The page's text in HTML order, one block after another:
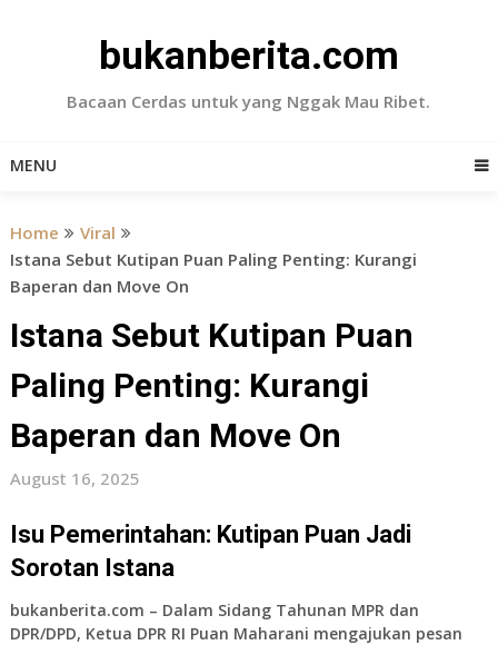
bukanberita.com
Bacaan Cerdas untuk yang Nggak Mau Ribet.
MENU
Home
Viral
Istana Sebut Kutipan Puan Paling Penting: Kurangi
Baperan dan Move On
Istana Sebut Kutipan Puan
Paling Penting: Kurangi
Baperan dan Move On
August 16, 2025
Isu Pemerintahan: Kutipan Puan Jadi
Sorotan Istana
bukanberita.com – Dalam Sidang Tahunan MPR dan
DPR/DPD, Ketua DPR RI Puan Maharani mengajukan pesan